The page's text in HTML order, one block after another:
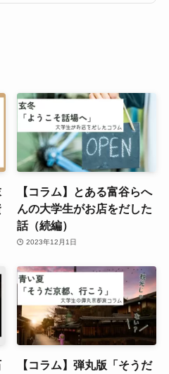
【コラム】とある富谷らへ
んの大学生がお店をだした
話（続編）
2023年12月1日
【コラム】弾丸版「そうだ